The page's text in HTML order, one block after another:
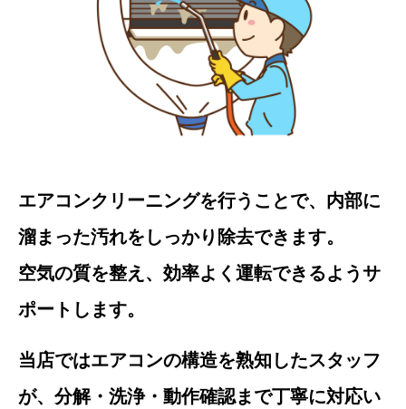
エアコンクリーニングを行うことで、内部に
溜まった汚れをしっかり除去できます。
空気の質を整え、効率よく運転できるようサ
ポートします。
当店ではエアコンの構造を熟知したスタッフ
が、分解・洗浄・動作確認まで丁寧に対応い